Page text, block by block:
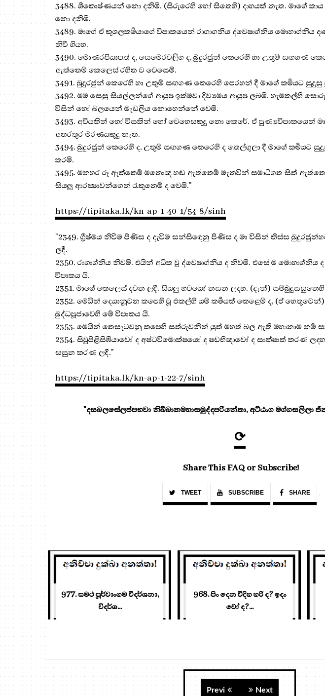
3488. ශීතොෂ්‍ණයන් නො දනිමි. (සිරුරෙහි හෝ සිතෙහි) දාහයක් නැත. මාගේ
නො දනිමි.
3489. මාගේ ඒ කුශලකර්‍මයාගේ විපාකයෙන් රාගාගනිය ද්වෙෂාග්නිය මොහාග්‍නිය
නිවී ගියහ.
3490. මොණරපියාපත් ද, සෙමෙරවලිග ද, බුදුරජුන් කෙරෙහි හා උතුම් සඟගණ
ඇත්තෙම් කෙලෙස් රහිත ව වෙසෙමි.
3491. බුදුරජුන් කෙරෙහි හා උතුම් සඟගණ කෙරෙහි පෙරහන් දී මාගේ කර්‍මයට
3492. මම සෙසු සියල්ලන්ගේ ආයුෂ ඉක්මවා දිව්‍යමය ආයුෂ ලබමි. හැමකල්හි
විසින් හෝ බලයෙන් මැඩලිය නොහෙන්නේ වෙමි.
3493. අවියකින් හෝ විසකින් හෝ වෙහෙසකුදු නො කෙරේ. ඒ පුණ්‍යවිපාකයෙන්
අතරතුර මරණයකුදු නැත.
3494. බුදුරජුන් කෙරෙහි ද, උතුම් සඟගණ කෙරෙහි ද තෙල්ගුලා දී මාගේ කර්‍මයට
කරමි.
3495. මනහර රූ ඇත්තෙම් මනොඥ හඬ ඇත්තෙම් මැනවින් සමාධිගත සිත්
සියලු ආරක්‍ෂාවන්ගෙන් රැකුනෙම් ද වෙමි."
https://tipitaka.lk/kn-ap-1-40-1/54-8/sinh
"2349. ග්‍රීෂ්මය නිවීම පිණිස ද දැවීම සන්සිඳෙනු පිණිස ද මා විසින් තිස්ස
ලදී.
2350. රාගාග්නිය නිවමි. එයින් අධික වූ ද්වෙෂාග්නිය ද නිවමි. එසේ ම මොහාග්නිය
විපාකය යි.
2351. මාගේ කෙලෙස් දවන ලදී. සියලු භවයෝ නසන ලදහ. (දැන්)
2352. මෙයින් දෙයානූවන කපෙහි වූ එකල්හි යම් කර්‍මයක් කෙළෙම් ද, (ඒ
බුද්ධපූජාවෙහි මේ විපාකය යි.
2353. මෙයින් තෙසැටවනු කපෙහි සත්රුවනින් යුත් මහත් බල ඇති මහානාම නම්
2354. සිවුපිළිසිඹියාවෝ ද අෂ්ටවිමොක්ෂයෝ ද ෂඩභිඥාවෝ ද සාක්ෂාත් කරණ
සසුන කරණ ලදී."
https://tipitaka.lk/kn-ap-1-22-7/sinh
"දසබලසේලප්පභවා නිබ්බානමහාසමුද්දපරියන්තා, අට්ඨංග මග්ගසලිලා
⟳
Share This FAQ or Subscribe!
TWEET SUBSCRIBE SHARE
977. සමථ පූර්වාංගම විදර්ශනා,
විදර්ශ...
968. පිං දෙන විදිහ හරි ද? ඉදං
වෝ ද?...
Next
Previ